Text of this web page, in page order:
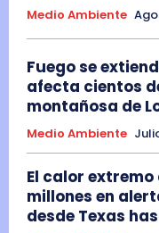
Medio Ambiente
Fuego se
afecta cientos
montañosa de
Medio Ambiente
El calor extremo
millones en
desde Texas